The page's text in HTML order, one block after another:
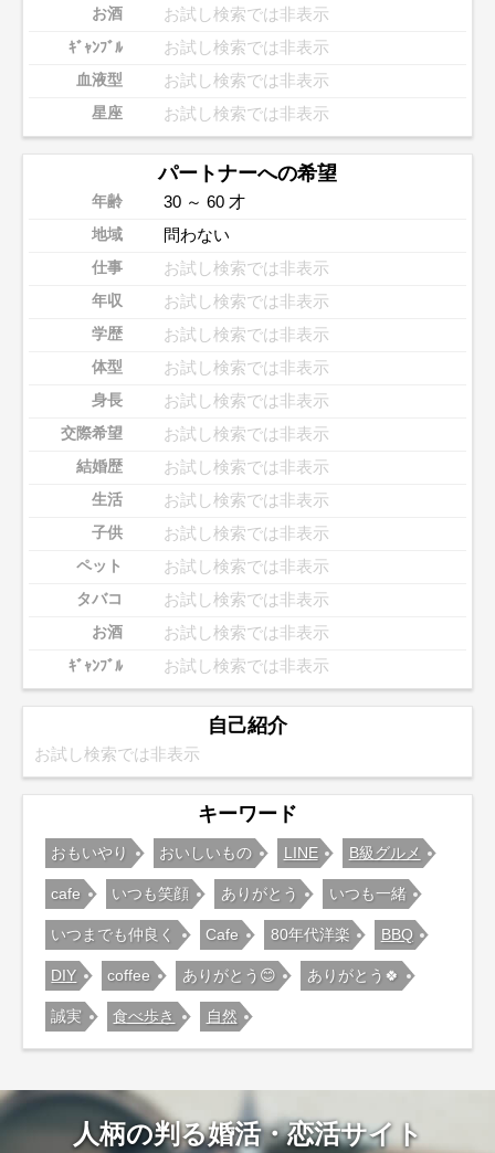
お酒 お試し検索では非表示
ｷﾞｬﾝﾌﾞﾙ お試し検索では非表示
血液型 お試し検索では非表示
星座 お試し検索では非表示
パートナーへの希望
年齢 30 ～ 60 才
地域 問わない
仕事 お試し検索では非表示
年収 お試し検索では非表示
学歴 お試し検索では非表示
体型 お試し検索では非表示
身長 お試し検索では非表示
交際希望 お試し検索では非表示
結婚歴 お試し検索では非表示
生活 お試し検索では非表示
子供 お試し検索では非表示
ペット お試し検索では非表示
タバコ お試し検索では非表示
お酒 お試し検索では非表示
ｷﾞｬﾝﾌﾞﾙ お試し検索では非表示
自己紹介
お試し検索では非表示
キーワード
おもいやり おいしいもの LINE B級グルメ
cafe いつも笑顔 ありがとう いつも一緒
いつまでも仲良く Cafe 80年代洋楽 BBQ
DIY coffee ありがとう😊 ありがとう🍀
誠実 食べ歩き 自然
人柄の判る婚活・恋活サイト